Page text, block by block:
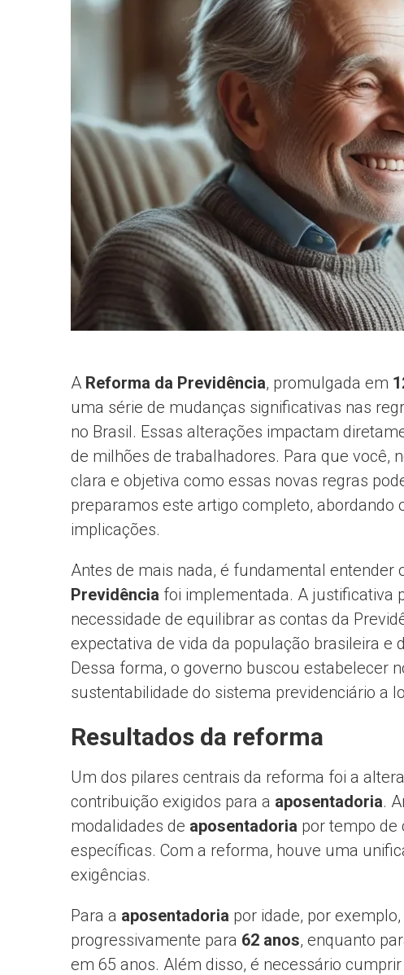
informe-nos
A Reforma da Previdência, promulgada em
uma série de mudanças significativas nas
no Brasil. Essas alterações impactam
de milhões de trabalhadores. Para que você,
clara e objetiva como essas novas regras
preparamos este artigo completo, abordando
implicações.
Antes de mais nada, é fundamental entender
Previdência foi implementada. A justificativa
necessidade de equilibrar as contas da
expectativa de vida da população brasileira e
Dessa forma, o governo buscou estabelecer
sustentabilidade do sistema previdenciário a
Resultados da reforma
Um dos pilares centrais da reforma foi a
contribuição exigidos para a aposentadoria.
modalidades de aposentadoria por tempo de
específicas. Com a reforma, houve uma
exigências.
Para a aposentadoria por idade, por
progressivamente para 62 anos, enquanto
em 65 anos. Além disso, é necessário